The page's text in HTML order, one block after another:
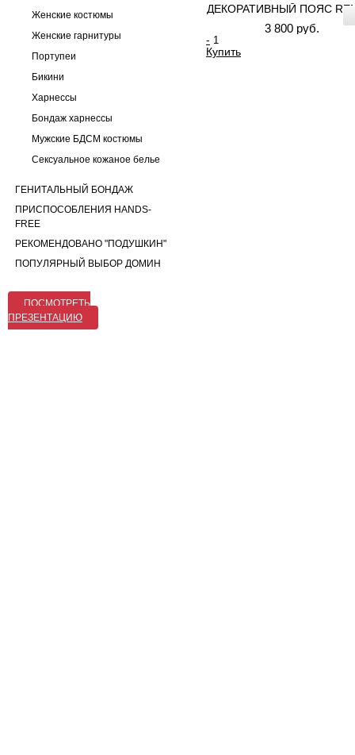
Женские костюмы
Женские гарнитуры
Портупеи
Бикини
Харнессы
Бондаж харнессы
Мужские БДСМ костюмы
Сексуальное кожаное белье
ГЕНИТАЛЬНЫЙ БОНДАЖ
ПРИСПОСОБЛЕНИЯ HANDS-
FREE
РЕКОМЕНДОВАНО "ПОДУШКИН"
ПОПУЛЯРНЫЙ ВЫБОР ДОМИН
ПОСМОТРЕТЬ
ПРЕЗЕНТАЦИЮ
ДЕКОРАТИВНЫЙ ПОЯС
3 800 руб.
-
Купить